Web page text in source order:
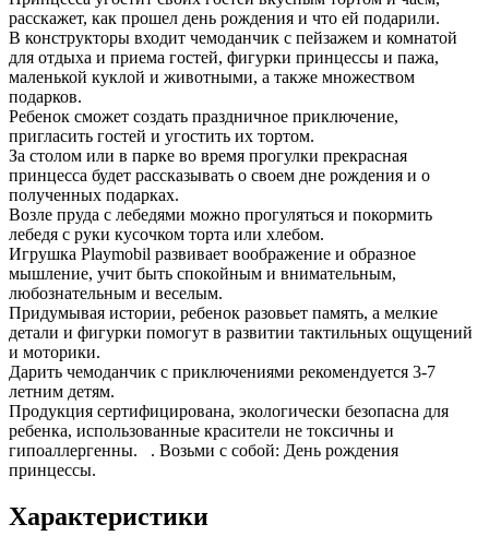
расскажет, как прошел день рождения и что ей подарили.
В конструкторы входит чемоданчик с пейзажем и комнатой
для отдыха и приема гостей, фигурки принцессы и пажа,
маленькой куклой и животными, а также множеством
подарков.
Ребенок сможет создать праздничное приключение,
пригласить гостей и угостить их тортом.
За столом или в парке во время прогулки прекрасная
принцесса будет рассказывать о своем дне рождения и о
полученных подарках.
Возле пруда с лебедями можно прогуляться и покормить
лебедя с руки кусочком торта или хлебом.
Игрушка Playmobil развивает воображение и образное
мышление, учит быть спокойным и внимательным,
любознательным и веселым.
Придумывая истории, ребенок разовьет память, а мелкие
детали и фигурки помогут в развитии тактильных ощущений
и моторики.
Дарить чемоданчик с приключениями рекомендуется 3-7
летним детям.
Продукция сертифицирована, экологически безопасна для
ребенка, использованные красители не токсичны и
гипоаллергенны. . Возьми с собой: День рождения
принцессы.
Характеристики